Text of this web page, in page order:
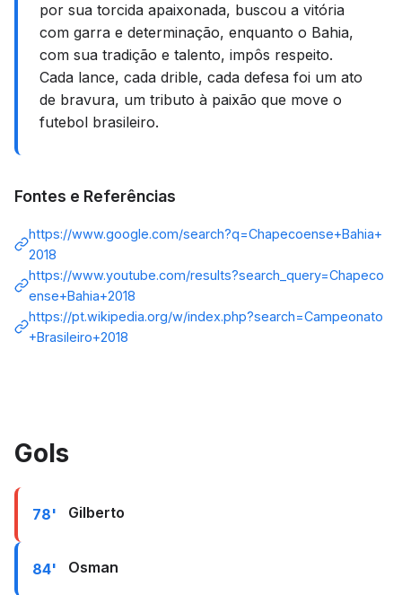
por sua torcida apaixonada, buscou a vitória
com garra e determinação, enquanto o Bahia,
com sua tradição e talento, impôs respeito.
Cada lance, cada drible, cada defesa foi um ato
de bravura, um tributo à paixão que move o
futebol brasileiro.
Fontes e Referências
https://www.google.com/search?q=Chapecoense+Bahia+
2018
https://www.youtube.com/results?search_query=Chapeco
ense+Bahia+2018
https://pt.wikipedia.org/w/index.php?search=Campeonato
+Brasileiro+2018
Gols
78' Gilberto
84' Osman